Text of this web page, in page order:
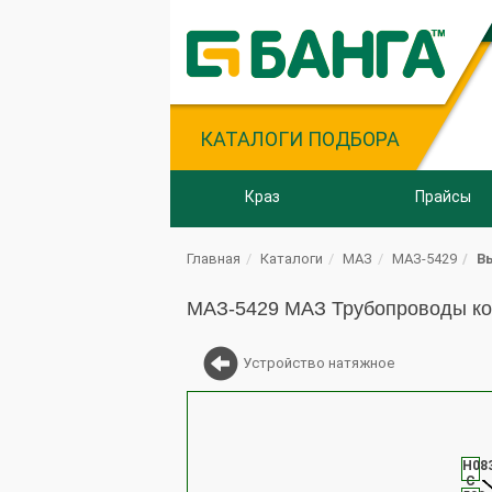
КАТАЛОГИ ПОДБОРА
Краз Прайсы
Главная Каталоги МАЗ МАЗ-5429
МАЗ-5429 МАЗ Трубопроводы
Устройство натяжное
С